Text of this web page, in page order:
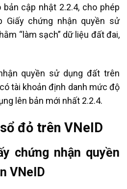
bản cập nhật 2.2.4, cho phép
Giấy chứng nhận quyền sử
“làm sạch” dữ liệu đất đai,
quyền sử dụng đất trên
tài khoản định danh mức độ
lên bản mới nhất 2.2.4.
đỏ trên VNeID
chứng nhận quyền
VNeID